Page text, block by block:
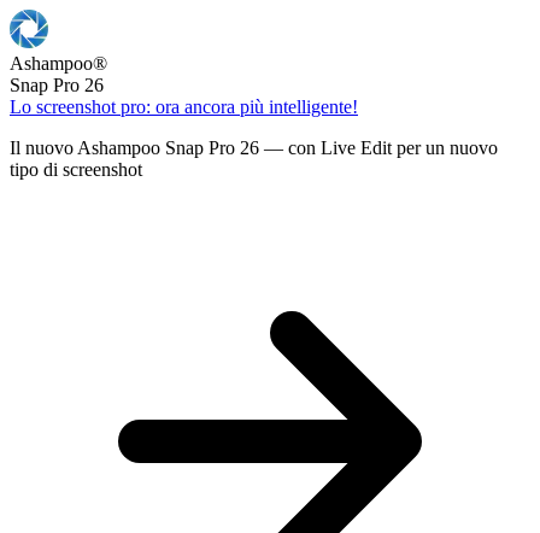
Ashampoo®
Snap Pro 26
Lo screenshot pro: ora ancora più intelligente!
Il nuovo Ashampoo Snap Pro 26 — con Live Edit per un nuovo
tipo di screenshot